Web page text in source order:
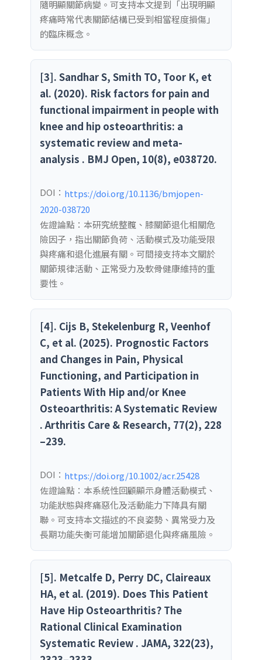
隨明顯關節病變。可支持本文提到「出現明顯
疼痛時常代表關節結構已受到相當程度損傷」
的臨床概念。
[3]. Sandhar S, Smith TO, Toor K, et
al. (2020). Risk factors for pain and
functional impairment in people with
knee and hip osteoarthritis: a
systematic review and meta-
analysis . BMJ Open, 10(8), e038720.
DOI： https://doi.org/10.1136/bmjopen-
2020-038720
佐證論點：本研究統整髖、膝關節退化相關危
險因子，指出關節負荷、活動模式及功能受限
與疼痛和退化進展有關。可間接支持本文關於
關節規律活動、正常受力及軟骨健康維持的重
要性。
[4]. Cijs B, Stekelenburg R, Veenhof
C, et al. (2025). Prognostic Factors
and Changes in Pain, Physical
Functioning, and Participation in
Patients With Hip and/or Knee
Osteoarthritis: A Systematic Review
. Arthritis Care & Research, 77(2), 228
–239.
DOI： https://doi.org/10.1002/acr.25428
佐證論點：本系統性回顧顯示身體活動模式、
功能狀態與疼痛惡化及活動能力下降具有關
聯。可支持本文描述的不良姿勢、異常受力及
長期功能失衡可能增加關節退化與疼痛風險。
[5]. Metcalfe D, Perry DC, Claireaux
HA, et al. (2019). Does This Patient
Have Hip Osteoarthritis? The
Rational Clinical Examination
Systematic Review . JAMA, 322(23),